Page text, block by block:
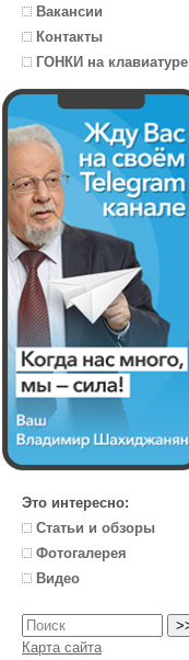
Вакансии
Контакты
ГОНКИ на клавиатуре
Это интересно:
Статьи и обзоры
Фотогалерея
Видео
Карта сайта